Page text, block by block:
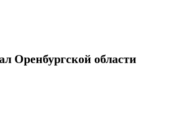
Оренбургской области